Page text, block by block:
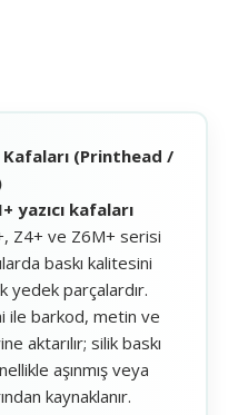
Kafaları (Printhead /
yazıcı kafaları
Z4+ ve Z6M+ serisi
baskı kalitesini
yedek parçalardır.
ile barkod, metin ve
aktarılır; silik baskı
aşınmış veya
kaynaklanır.